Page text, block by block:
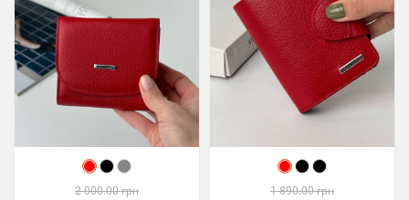
2 000.00 грн 1 890.00 грн